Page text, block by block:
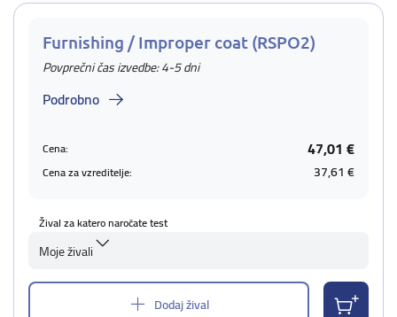
Furnishing / Improper coat (RSPO2)
Povprečni čas izvedbe: 4-5 dni
Podrobno
Cena: 47,01 €
Cena za vzreditelje: 37,61 €
Žival za katero naročate test
Moje živali
Dodaj žival